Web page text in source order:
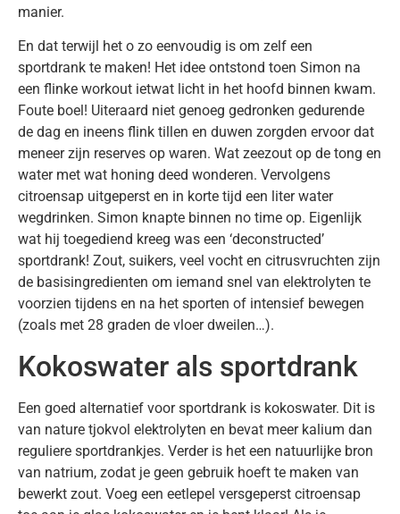
manier.
En dat terwijl het o zo eenvoudig is om zelf een
sportdrank te maken! Het idee ontstond toen Simon na
een flinke workout ietwat licht in het hoofd binnen kwam.
Foute boel! Uiteraard niet genoeg gedronken gedurende
de dag en ineens flink tillen en duwen zorgden ervoor dat
meneer zijn reserves op waren. Wat zeezout op de tong en
water met wat honing deed wonderen. Vervolgens
citroensap uitgeperst en in korte tijd een liter water
wegdrinken. Simon knapte binnen no time op. Eigenlijk
wat hij toegediend kreeg was een ‘deconstructed’
sportdrank! Zout, suikers, veel vocht en citrusvruchten zijn
de basisingredienten om iemand snel van elektrolyten te
voorzien tijdens en na het sporten of intensief bewegen
(zoals met 28 graden de vloer dweilen…).
Kokoswater als sportdrank
Een goed alternatief voor sportdrank is kokoswater. Dit is
van nature tjokvol elektrolyten en bevat meer kalium dan
reguliere sportdrankjes. Verder is het een natuurlijke bron
van natrium, zodat je geen gebruik hoeft te maken van
bewerkt zout. Voeg een eetlepel versgeperst citroensap